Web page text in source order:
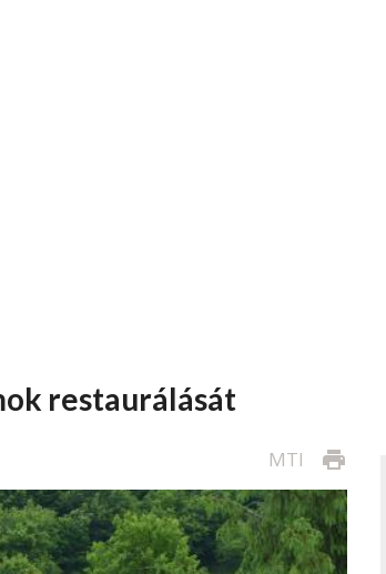
restaurálását
print
MTI